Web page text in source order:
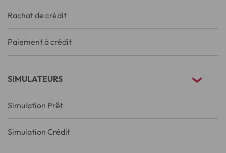
Rachat de crédit
Paiement à crédit
SIMULATEURS
Simulation Prêt
Simulation Crédit